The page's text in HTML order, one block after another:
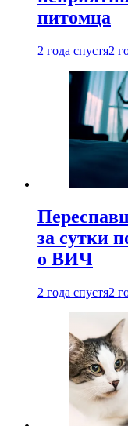
питомца
2 года спустя2
за сутки
о ВИЧ
2 года спустя2